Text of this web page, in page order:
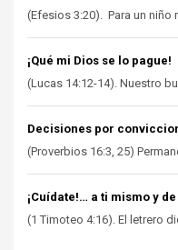
(Efesios 3:20). Para un niño
¡Qué mi Dios se lo pague!
(Lucas 14:12-14). Nuestro
Decisiones por
(Proverbios 16:3, 25)
¡Cuídate!… a ti mismo y
(1 Timoteo 4:16). El letrero